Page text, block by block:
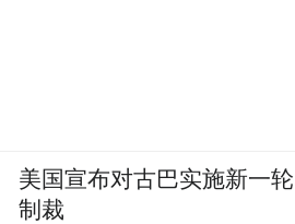
美国宣布对古巴实施新一轮
制裁